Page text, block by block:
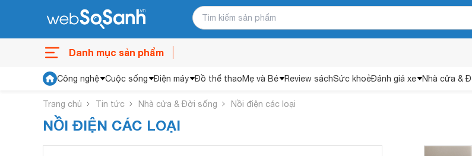
Danh mục sản phẩm
Công nghệ Cuộc sống Điện máy Đồ thể thaoMẹ và Bé Review sáchSức khoẻĐánh giá xe Nhà cửa &
Trang chủ Tin tức Nhà cửa & Đời sống Nồi điện các loại
NỒI ĐIỆN CÁC LOẠI